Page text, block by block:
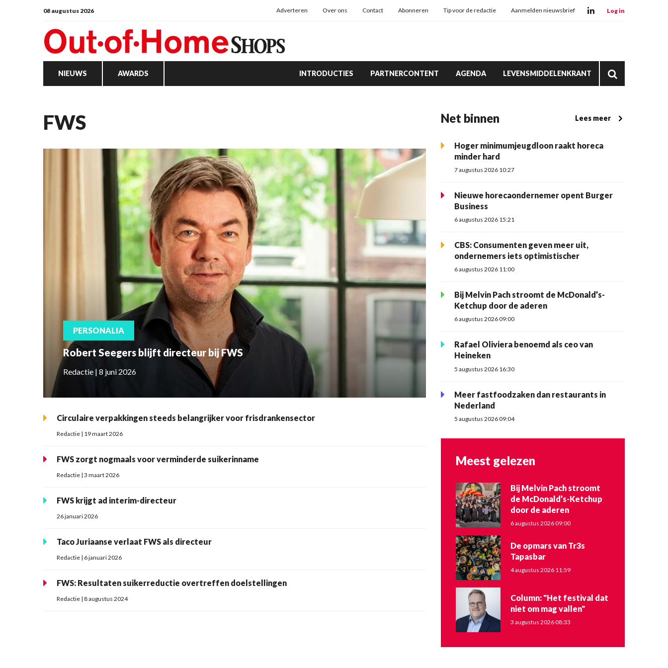
08 augustus 2026 Adverteren Over ons Contact Abonneren Tip voor de redactie Aanmelden nieuwsbrief Log in
NIEUWS AWARDS INTRODUCTIES PARTNERCONTENT AGENDA LEVENSMIDDELENKRANT
FWS
PERSONALIA
Robert Seegers blijft directeur bij FWS
Redactie | 8 juni 2026
Circulaire verpakkingen steeds belangrijker voor frisdrankensector
Redactie | 19 maart 2026
FWS zorgt nogmaals voor verminderde suikerinname
Redactie | 3 maart 2026
FWS krijgt ad interim-directeur
26 januari 2026
Taco Juriaanse verlaat FWS als directeur
Redactie | 6 januari 2026
FWS: Resultaten suikerreductie overtreffen doelstellingen
Redactie | 8 augustus 2024
Net binnen Lees meer
Hoger minimumjeugdloon raakt horeca
minder hard
7 augustus 2026 10:27
Nieuwe horecaondernemer opent Burger
Business
6 augustus 2026 15:21
CBS: Consumenten geven meer uit,
ondernemers iets optimistischer
6 augustus 2026 11:00
Bij Melvin Pach stroomt de McDonald’s-
Ketchup door de aderen
6 augustus 2026 09:00
Rafael Oliviera benoemd als ceo van
Heineken
5 augustus 2026 16:30
Meer fastfoodzaken dan restaurants in
Nederland
5 augustus 2026 09:04
Meest gelezen
Bij Melvin Pach stroomt
de McDonald’s-Ketchup
door de aderen
6 augustus 2026 09:00
De opmars van Tr3s
Tapasbar
4 augustus 2026 11:59
Column: "Het festival dat
niet om mag vallen"
3 augustus 2026 08:33